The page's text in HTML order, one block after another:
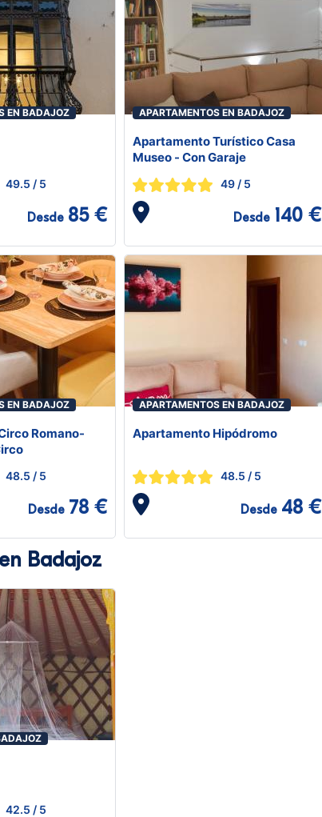
EN BADAJOZ
49.5 / 5
Desde 85 €
APARTAMENTOS EN BADAJOZ
Apartamento Turístico Casa
Museo - Con Garaje
49/ 5
Desde 140 €
EN BADAJOZ
Romano-
48.5 / 5
Desde 78 €
APARTAMENTOS EN BADAJOZ
Apartamento Hipódromo
48.5 / 5
Desde 48 €
Badajoz
42.5 / 5